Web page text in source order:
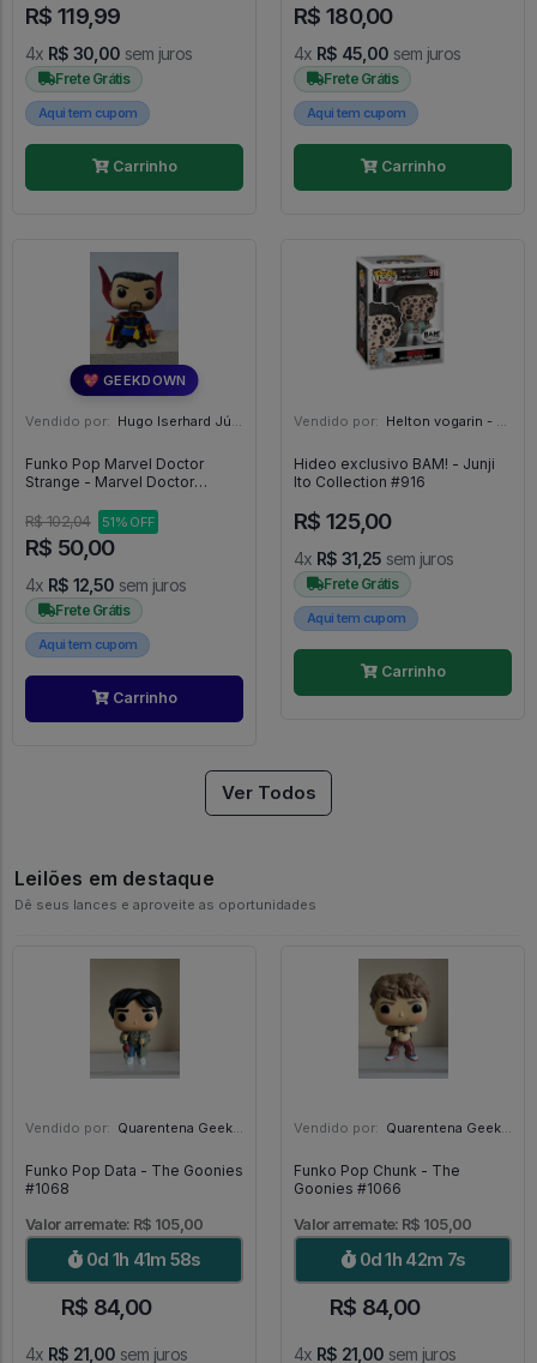
R$ 119,99
4x R$ 30,00 sem juros
Frete Grátis
Aqui tem cupom
Carrinho
R$ 180,00
4x R$ 45,00 sem juros
Frete Grátis
Aqui tem cupom
Carrinho
💖 GEEKDOWN
Vendido por: Hugo Iserhard Júnior - RS
Funko Pop Marvel Doctor
Strange - Marvel Doctor
R$ 102,04
51% OFF
R$ 50,00
4x R$ 12,50 sem juros
Frete Grátis
Aqui tem cupom
Carrinho
Vendido por: Helton vogarin - SP
Hideo exclusivo BAM! - Junji
Ito Collection #916
R$ 125,00
4x R$ 31,25 sem juros
Frete Grátis
Aqui tem cupom
Carrinho
Ver Todos
Leilões em destaque
Dê seus lances e aproveite as oportunidades
Vendido por: Quarentena Geek Store - SP
Funko Pop Data - The Goonies
#1068
Valor arremate: R$ 105,00
0d 1h 41m 57s
R$ 84,00
4x R$ 21,00 sem juros
Vendido por: Quarentena Geek Store - SP
Funko Pop Chunk - The
Goonies #1066
Valor arremate: R$ 105,00
0d 1h 42m 6s
R$ 84,00
4x R$ 21,00 sem juros